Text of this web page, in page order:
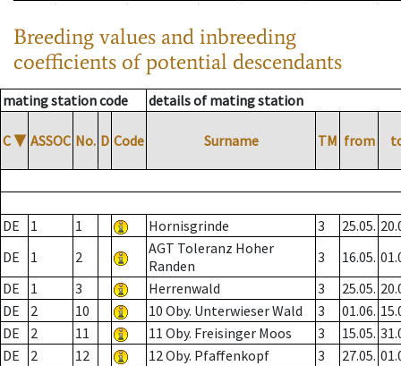
Breeding values and inbreeding
coefficients of potential descendants
mating station code details of mating station
C ▼ ASSOC No. D Code Surname TM from
DE 1 1 Hornisgrinde 3 25.05.
DE
1 2
AGT Toleranz Hoher
Randen
3 16.05.
DE
1 3 Herrenwald 3 25.05.
DE
2 10 10 Oby. Unterwieser Wald 3 01.06.
DE
2 11 11 Oby. Freisinger Moos 3 15.05.
DE
2 12 12 Oby. Pfaffenkopf 3 27.05.